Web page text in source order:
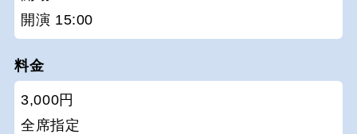
開演 15:00
料金
3,000円
全席指定